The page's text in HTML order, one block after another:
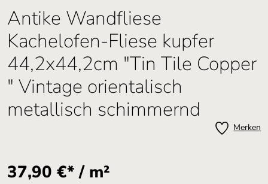
Antike Wandfliese
Kachelofen-Fliese kupfer
44,2x44,2cm "Tin Tile Copper
" Vintage orientalisch
metallisch schimmernd
Merken
37,90 €* / m²